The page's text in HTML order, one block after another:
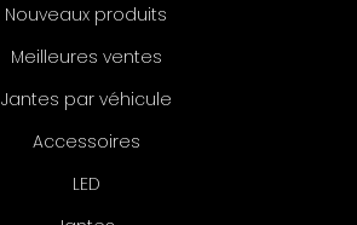
Nouveaux produits
Meilleures ventes
Jantes par véhicule
Accessoires
LED